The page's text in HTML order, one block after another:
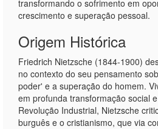
transformando o sofrimento em
crescimento e superação pessoal.
Origem Histórica
Friedrich Nietzsche (1844-1900)
no contexto do seu pensamento
poder' e a superação do homem.
em profunda transformação social
Revolução Industrial, Nietzsche
burguês e o cristianismo, que via